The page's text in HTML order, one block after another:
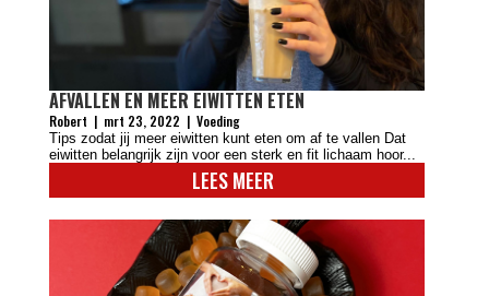
AFVALLEN EN MEER EIWITTEN ETEN
Robert | mrt 23, 2022 | Voeding
Tips zodat jij meer eiwitten kunt eten om af te vallen Dat
eiwitten belangrijk zijn voor een sterk en fit lichaam hoor...
LEES MEER